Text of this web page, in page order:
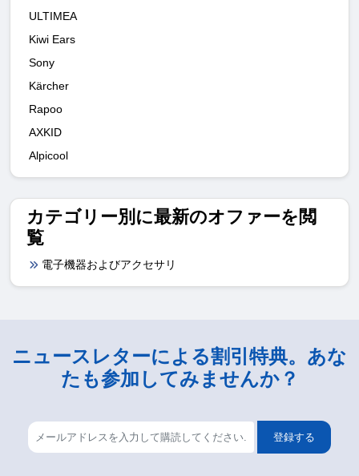
ULTIMEA
Kiwi Ears
Sony
Kärcher
Rapoo
AXKID
Alpicool
カテゴリー別に最新のオファーを閲
覧
電子機器およびアクセサリ
ニュースレターによる割引特典。あな
たも参加してみませんか？
登録する